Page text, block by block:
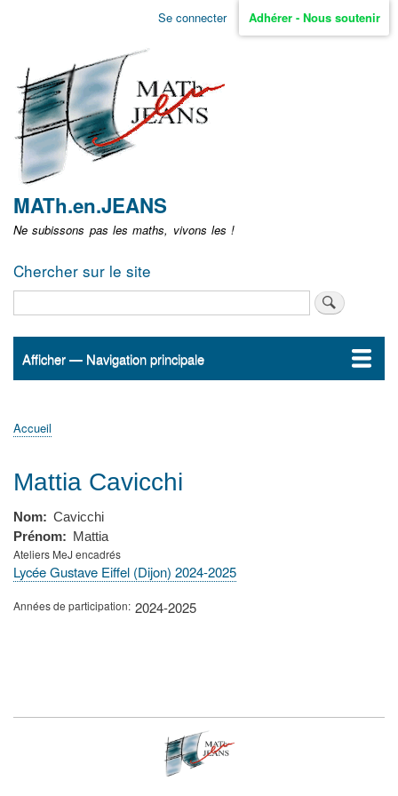
Aller
non
identifié
Se connecter Adhérer - Nous soutenir
MATh.en.JEANS
Ne subissons pas les maths, vivons les !
Chercher sur le site
Navigation
Afficher — Navigation principale
Accueil
ActualitésMATh.en.JEANS ?
Régions et Ateliers
Créer, gérer un atelier
Sujets/Publications
Congrès
d'Ariane
Accueil
Mattia Cavicchi
Nom
Cavicchi
Prénom
Mattia
Ateliers MeJ encadrés
Lycée Gustave Eiffel (Dijon) 2024-2025
Années de participation 2024-2025